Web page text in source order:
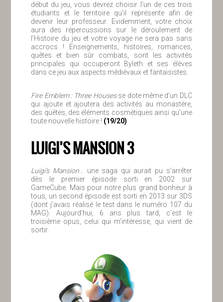
début du jeu, vous devrez choisir l’un de ces trois
étudiants et le territoire qu’il représente afin de
devenir leur professeur. Evidemment, votre choix
aura des répercussions sur le déroulement de
l’Histoire du jeu et votre voyage ne sera pas sans
accrocs ! Enseignements, histoires, romances,
quêtes et bien sûr combats, sont les activités
principales qui occuperont Byleth et ses élèves
dans ce jeu aux aspects médiévaux et fantaisistes.
Fire Emblem : Three Housesse dote même d’un DLC
qui ajoute et ajoutera des activités au monastère,
des quêtes, des éléments cosmétiques ainsi qu’une
toute nouvelle histoire ! (19/20)
LUIGI’S MANSION 3
Luigi’s Mansion… une saga qui aurait pu s’arrêter
dès le premier épisode sorti en 2002 sur
GameCube. Mais pour notre plus grand bonheur à
tous, un second épisode est sorti en 2013 sur 3DS
(dont j’avais réalisé le test dans le numéro 107 du
MAG). Aujourd’hui, 6 ans plus tard, c’est le
troisième opus, celui qui m’intéresse, qui vient de
sortir.